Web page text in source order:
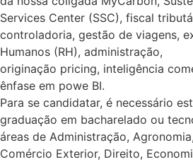
Services Center (SSC), fiscal
controladoria, gestão de viagens,
Humanos (RH), administração,
originação pricing, inteligência
ênfase em powe BI.
Para se candidatar, é necessário
graduação em bacharelado ou
áreas de Administração,
Comércio Exterior, Direito,